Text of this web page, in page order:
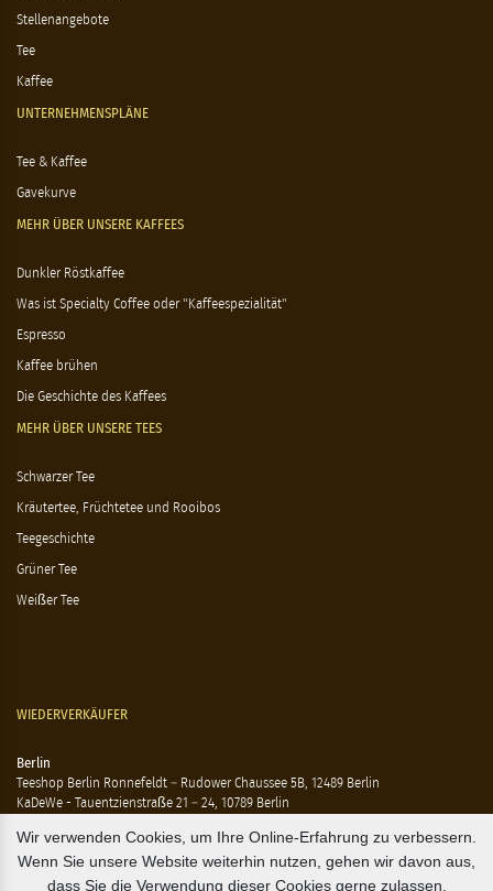
Stellenangebote
Tee
Kaffee
UNTERNEHMENSPLÄNE
Tee & Kaffee
Gavekurve
MEHR ÜBER UNSERE KAFFEES
Dunkler Röstkaffee
Was ist Specialty Coffee oder "Kaffeespezialität"
Espresso
Kaffee brühen
Die Geschichte des Kaffees
MEHR ÜBER UNSERE TEES
Schwarzer Tee
Kräutertee, Früchtetee und Rooibos
Teegeschichte
Grüner Tee
Weißer Tee
WIEDERVERKÄUFER
Berlin
Teeshop Berlin Ronnefeldt – Rudower Chaussee 5B, 12489 Berlin
KaDeWe - Tauentzienstraße 21 – 24, 10789 Berlin
Ting - Rykestraße 41, 10405 Berlin
Flensburg
Wir verwenden Cookies, um Ihre Online-Erfahrung zu verbessern.
Wenn Sie unsere Website weiterhin nutzen, gehen wir davon aus,
dass Sie die Verwendung dieser Cookies gerne zulassen.